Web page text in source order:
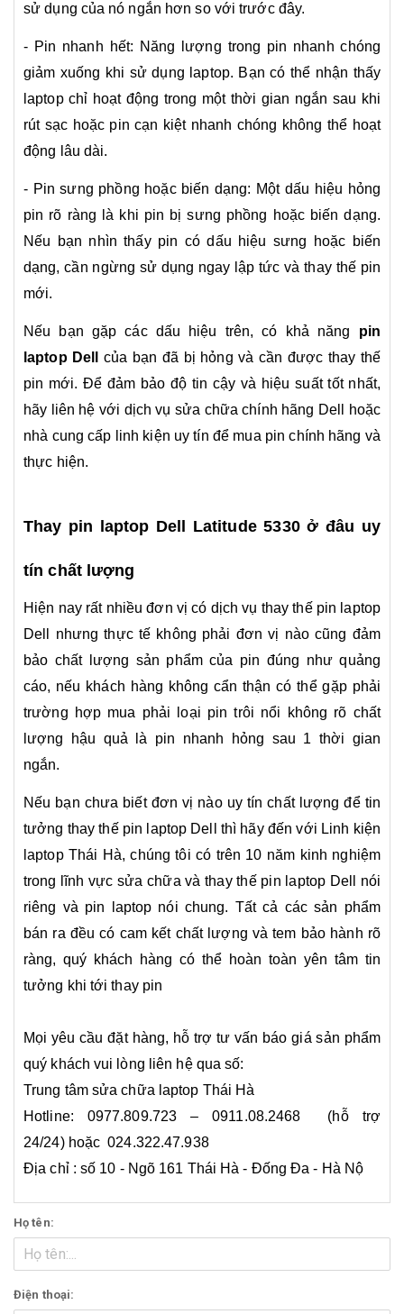
sử dụng của nó ngắn hơn so với trước đây.
- Pin nhanh hết: Năng lượng trong pin nhanh chóng
giảm xuống khi sử dụng laptop. Bạn có thể nhận thấy
laptop chỉ hoạt động trong một thời gian ngắn sau khi
rút sạc hoặc pin cạn kiệt nhanh chóng không thể hoạt
động lâu dài.
- Pin sưng phồng hoặc biến dạng: Một dấu hiệu hỏng
pin rõ ràng là khi pin bị sưng phồng hoặc biến dạng.
Nếu bạn nhìn thấy pin có dấu hiệu sưng hoặc biến
dạng, cần ngừng sử dụng ngay lập tức và thay thế pin
mới.
Nếu bạn gặp các dấu hiệu trên, có khả năng pin
laptop Dell
của bạn đã bị hỏng và cần được thay thế
pin mới. Để đảm bảo độ tin cậy và hiệu suất tốt nhất,
hãy liên hệ với dịch vụ sửa chữa chính hãng Dell hoặc
nhà cung cấp linh kiện uy tín để mua pin chính hãng và
thực hiện.
Thay pin laptop Dell Latitude 5330 ở đâu uy
tín chất lượng
Hiện nay rất nhiều đơn vị có dịch vụ thay thế pin laptop
Dell nhưng thực tế không phải đơn vị nào cũng đảm
bảo chất lượng sản phẩm của pin đúng như quảng
cáo, nếu khách hàng không cẩn thận có thể gặp phải
trường hợp mua phải loại pin trôi nổi không rõ chất
lượng hậu quả là pin nhanh hỏng sau 1 thời gian
ngắn.
Nếu bạn chưa biết đơn vị nào uy tín chất lượng để tin
tưởng thay thế pin laptop Dell thì hãy đến với Linh kiện
laptop Thái Hà, chúng tôi có trên 10 năm kinh nghiệm
trong lĩnh vực sửa chữa và thay thế pin laptop Dell nói
riêng và pin laptop nói chung. Tất cả các sản phẩm
bán ra đều có cam kết chất lượng và tem bảo hành rõ
ràng, quý khách hàng có thể hoàn toàn yên tâm tin
tưởng khi tới thay pin
Mọi yêu cầu đặt hàng, hỗ trợ tư vấn báo giá sản phẩm
quý khách vui lòng liên hệ qua số:
Trung tâm sửa chữa laptop Thái Hà
Hotline: 0977.809.723 – 0911.08.2468 (hỗ trợ
24/24) hoặc 024.322.47.938
Địa chỉ : số 10 - Ngõ 161 Thái Hà - Đống Đa - Hà Nộ
Họ tên:
Điện thoại: